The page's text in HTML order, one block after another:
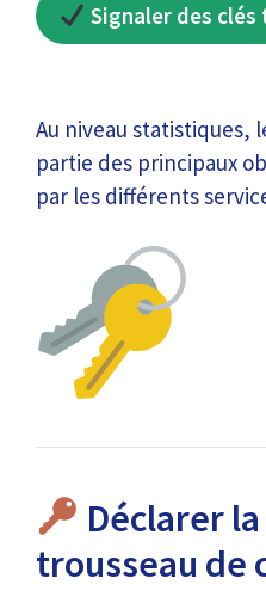
Signaler des clés
Au niveau statistiques,
partie des principaux
par les différents
Déclarer
trousseau de